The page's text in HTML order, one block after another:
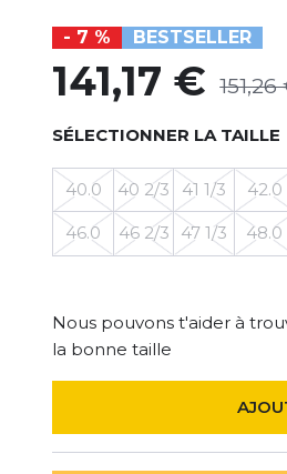
- 7 % BESTSELLER
141,17 € 151,26
SÉLECTIONNER LA TAILLE
40.0 40 2/3 41 1/3 42.0
46.0 46 2/3 47 1/3 48.0
Nous pouvons t'aider à
la bonne taille